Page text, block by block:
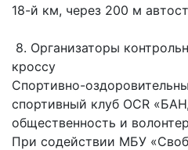
18-й км, через 200 м
8. Организаторы
кроссу
Спортивно-
спортивный клуб OCR
общественность и
При содействии МБУ